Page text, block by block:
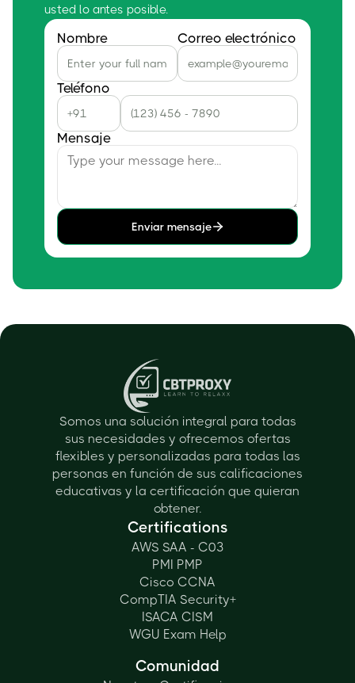
usted lo antes posible.
Nombre Correo electrónico
Teléfono
Mensaje
Enviar mensaje
Somos una solución integral para todas
sus necesidades y ofrecemos ofertas
flexibles y personalizadas para todas las
personas en función de sus calificaciones
educativas y la certificación que quieran
obtener.
Certifications
AWS SAA - C03
PMI PMP
Cisco CCNA
CompTIA Security+
ISACA CISM
WGU Exam Help
Comunidad